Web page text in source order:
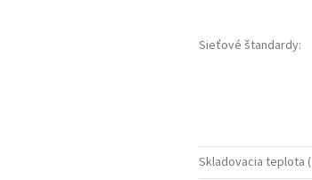
Sieťové štandardy:
Skladovacia teplota